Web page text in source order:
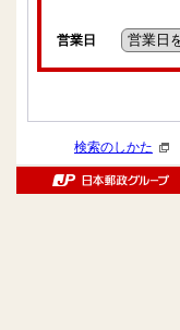
営業日
検索のしかた